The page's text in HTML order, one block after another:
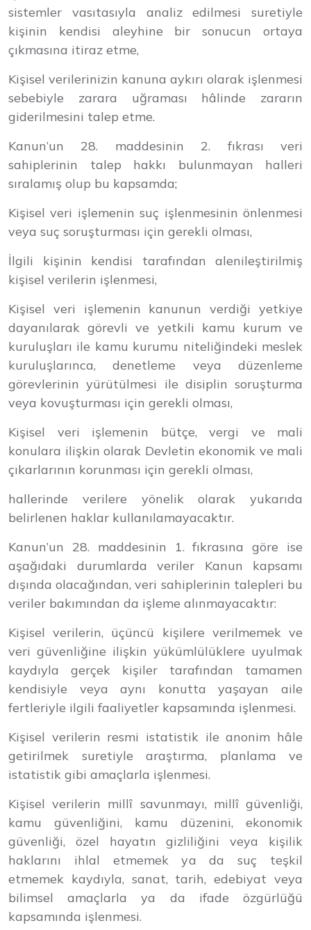
sistemler vasıtasıyla analiz edilmesi suretiyle
kişinin kendisi aleyhine bir sonucun ortaya
çıkmasına itiraz etme,
Kişisel verilerinizin kanuna aykırı olarak işlenmesi
sebebiyle zarara uğraması hâlinde zararın
giderilmesini talep etme.
Kanun’un 28. maddesinin 2. fıkrası veri
sahiplerinin talep hakkı bulunmayan halleri
sıralamış olup bu kapsamda;
Kişisel veri işlemenin suç işlenmesinin önlenmesi
veya suç soruşturması için gerekli olması,
İlgili kişinin kendisi tarafından alenileştirilmiş
kişisel verilerin işlenmesi,
Kişisel veri işlemenin kanunun verdiği yetkiye
dayanılarak görevli ve yetkili kamu kurum ve
kuruluşları ile kamu kurumu niteliğindeki meslek
kuruluşlarınca, denetleme veya düzenleme
görevlerinin yürütülmesi ile disiplin soruşturma
veya kovuşturması için gerekli olması,
Kişisel veri işlemenin bütçe, vergi ve mali
konulara ilişkin olarak Devletin ekonomik ve mali
çıkarlarının korunması için gerekli olması,
hallerinde verilere yönelik olarak yukarıda
belirlenen haklar kullanılamayacaktır.
Kanun’un 28. maddesinin 1. fıkrasına göre ise
aşağıdaki durumlarda veriler Kanun kapsamı
dışında olacağından, veri sahiplerinin talepleri bu
veriler bakımından da işleme alınmayacaktır:
Kişisel verilerin, üçüncü kişilere verilmemek ve
veri güvenliğine ilişkin yükümlülüklere uyulmak
kaydıyla gerçek kişiler tarafından tamamen
kendisiyle veya aynı konutta yaşayan aile
fertleriyle ilgili faaliyetler kapsamında işlenmesi.
Kişisel verilerin resmi istatistik ile anonim hâle
getirilmek suretiyle araştırma, planlama ve
istatistik gibi amaçlarla işlenmesi.
Kişisel verilerin millî savunmayı, millî güvenliği,
kamu güvenliğini, kamu düzenini, ekonomik
güvenliği, özel hayatın gizliliğini veya kişilik
haklarını ihlal etmemek ya da suç teşkil
etmemek kaydıyla, sanat, tarih, edebiyat veya
bilimsel amaçlarla ya da ifade özgürlüğü
kapsamında işlenmesi.